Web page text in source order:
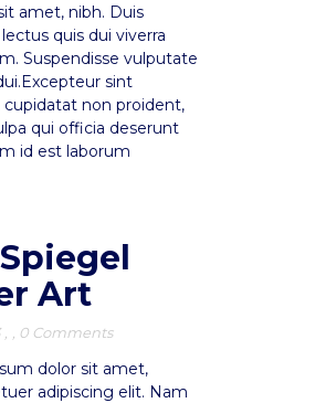
amet, nibh. Duis
quis dui viverra
Suspendisse vulputate
sint
cupidatat non proident,
qui officia deserunt
id est laborum
Art
0 Comments
dolor sit amet,
adipiscing elit. Nam